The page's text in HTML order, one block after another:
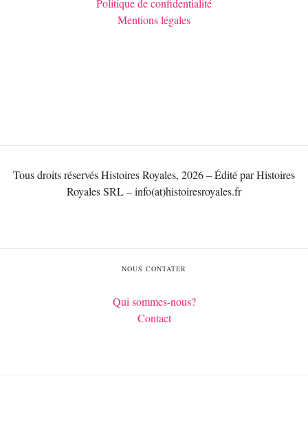
Politique de confidentialité
Mentions légales
Tous droits réservés Histoires Royales, 2026 – Édité par Histoires
Royales SRL – info(at)histoiresroyales.fr
NOUS CONTATER
Qui sommes-nous?
Contact